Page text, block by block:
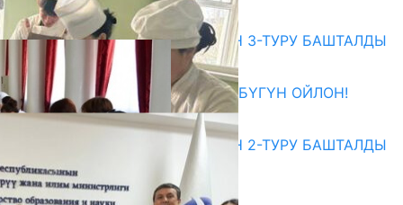
Абитуриент
ЖОЖДОРГО КАБЫЛ АЛУУНУН 3-ТУРУ БАШТАЛДЫ
27.07.2026
ӨЗҮҢДҮН КЕЛЕЧЕГИҢ ҮЧҮН БҮГҮН ОЙЛОН!
20.07.2026
ЖОЖДОРГО КАБЫЛ АЛУУНУН 2-ТУРУ БАШТАЛДЫ
20.07.2026
Медиа